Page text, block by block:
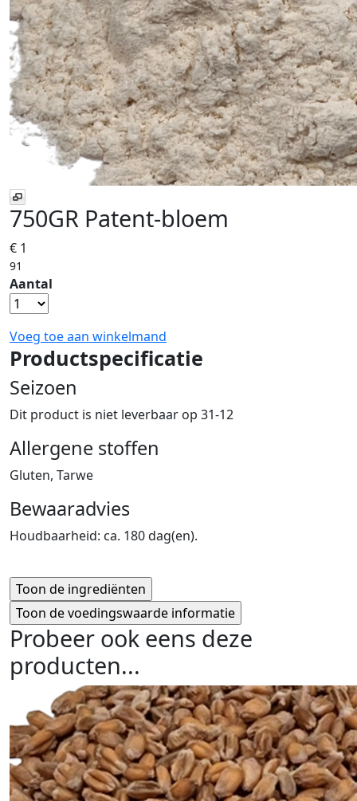
750GR Patent-bloem
€ 1
91
Aantal
Voeg toe aan winkelmand
Productspecificatie
Seizoen
Dit product is niet leverbaar op 31-12
Allergene stoffen
Gluten, Tarwe
Bewaaradvies
Houdbaarheid: ca. 180 dag(en).
Probeer ook eens deze
producten...